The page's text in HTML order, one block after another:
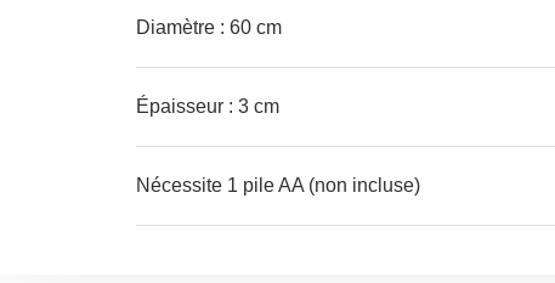
Diamètre : 60 cm
Épaisseur : 3 cm
Nécessite 1 pile AA (non incluse)